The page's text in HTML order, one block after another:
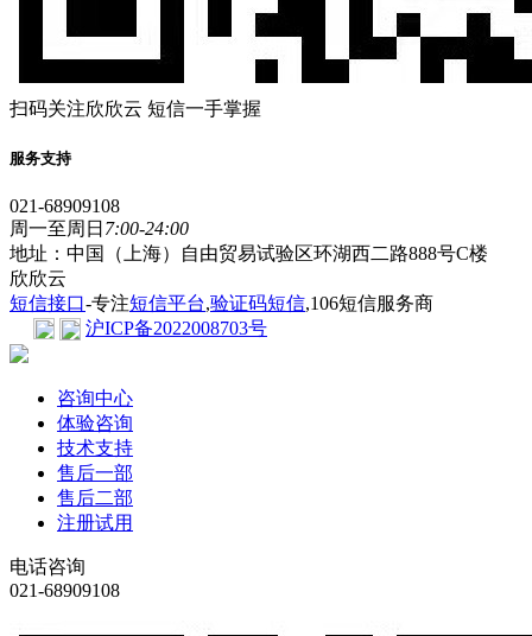
扫码关注欣欣云 短信一手掌握
服务支持
021-68909108
周一至周日 7:00-24:00
地址：中国（上海）自由贸易试验区环湖西二路888号C楼
欣欣云
短信接口-专注短信平台,验证码短信,106短信服务商
沪ICP备2022008703号
咨询中心
体验咨询
技术支持
售后一部
售后二部
注册试用
电话咨询
021-68909108